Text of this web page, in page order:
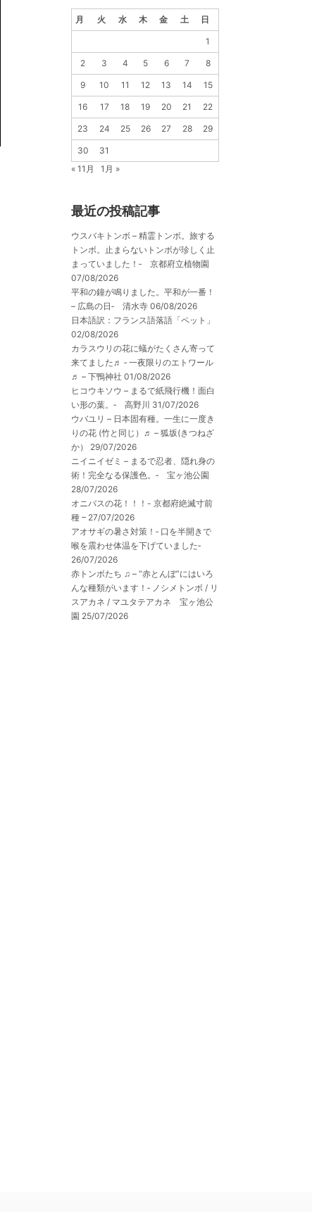
月 火 水 木 金 土 日
1
2 3 4 5 6 7 8
9 10 11 12 13 14 15
16 17 18 19 20 21 22
23 24 25 26 27 28 29
30
31
« 11月
1月 »
最近の投稿記事
ウスバキトンボ – 精霊トンボ。旅する
トンボ。止まらないトンボが珍しく止
まっていました！‐ 京都府立植物園
07/08/2026
平和の鐘が鳴りました。平和が一番！
– 広島の日‐ 清水寺 06/08/2026
日本語訳：フランス語落語「ペット」
02/08/2026
カラスウリの花に蟻がたくさん寄って
来てました♬ ‐ 一夜限りのエトワール
♬ – 下鴨神社 01/08/2026
ヒコウキソウ – まるで紙飛行機！面白
い形の葉。‐ 高野川 31/07/2026
ウバユリ – 日本固有種。一生に一度き
りの花 (竹と同じ）♬ – 狐坂(きつねざ
か）
29/07/2026
ニイニイゼミ – まるで忍者、隠れ身の
術！完全なる保護色。‐ 宝ヶ池公園
28/07/2026
オニバスの花！！！- 京都府絶滅寸前
種 – 27/07/2026
アオサギの暑さ対策！‐ 口を半開きで
喉を震わせ体温を下げていました‐
26/07/2026
赤トンボたち ♫ – “赤とんぼ”にはいろ
んな種類がいます！‐ ノシメトンボ / リ
スアカネ / マユタテアカネ 宝ヶ池公
園 25/07/2026